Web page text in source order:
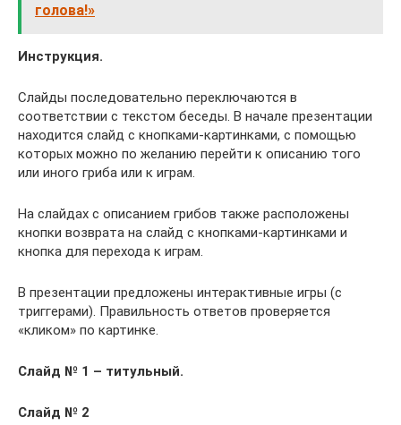
голова!»
Инструкция.
Слайды последовательно переключаются в
соответствии с текстом беседы. В начале презентации
находится слайд с кнопками-картинками, с помощью
которых можно по желанию перейти к описанию того
или иного гриба или к играм.
На слайдах с описанием грибов также расположены
кнопки возврата на слайд с кнопками-картинками и
кнопка для перехода к играм.
В презентации предложены интерактивные игры (с
триггерами). Правильность ответов проверяется
«кликом» по картинке.
Слайд № 1 – титульный.
Слайд № 2